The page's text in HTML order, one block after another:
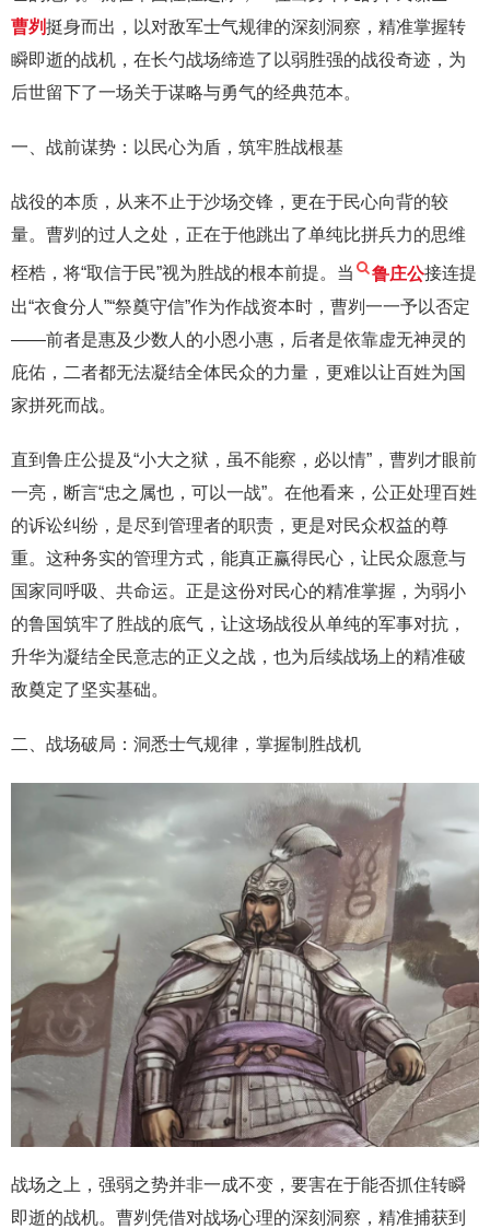
曹刿挺身而出，以对敌军士气规律的深刻洞察，精准掌握转
瞬即逝的战机，在长勺战场缔造了以弱胜强的战役奇迹，为
后世留下了一场关于谋略与勇气的经典范本。
一、战前谋势：以民心为盾，筑牢胜战根基
战役的本质，从来不止于沙场交锋，更在于民心向背的较
量。曹刿的过人之处，正在于他跳出了单纯比拼兵力的思维
桎梏，将“取信于民”视为胜战的根本前提。当 鲁庄公接连提
出“衣食分人”“祭奠守信”作为作战资本时，曹刿一一予以否定
——前者是惠及少数人的小恩小惠，后者是依靠虚无神灵的
庇佑，二者都无法凝结全体民众的力量，更难以让百姓为国
家拼死而战。
直到鲁庄公提及“小大之狱，虽不能察，必以情”，曹刿才眼前
一亮，断言“忠之属也，可以一战”。在他看来，公正处理百姓
的诉讼纠纷，是尽到管理者的职责，更是对民众权益的尊
重。这种务实的管理方式，能真正赢得民心，让民众愿意与
国家同呼吸、共命运。正是这份对民心的精准掌握，为弱小
的鲁国筑牢了胜战的底气，让这场战役从单纯的军事对抗，
升华为凝结全民意志的正义之战，也为后续战场上的精准破
敌奠定了坚实基础。
二、战场破局：洞悉士气规律，掌握制胜战机
战场之上，强弱之势并非一成不变，要害在于能否抓住转瞬
即逝的战机。曹刿凭借对战场心理的深刻洞察，精准捕获到